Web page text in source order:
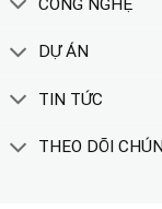
CÔNG NGHỆ
DỰ ÁN
TIN TỨC
THEO DÕI